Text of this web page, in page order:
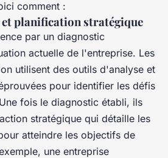
comment :
planification stratégique
par un diagnostic
actuelle de l'entreprise. Les
utilisent des outils d'analyse et
pour identifier les défis
fois le diagnostic établi, ils
stratégique qui détaille les
atteindre les objectifs de
une entreprise